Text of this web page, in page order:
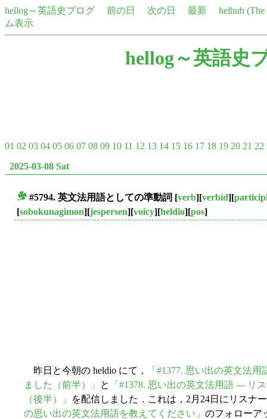
hellog～英語史ブログ 前の日 次の日 最新
helhub
ム表示
hellog～英語史
01 02 03 04 05 06 07 08 09 10 11 12 13 14 15 16 17 18 19 20 21 22
2025-03-08 Sat
#5794. 英文法用語としての準動詞 [verb][verbid][
[sobokunagimon][jespersen][voicy][heldio][pos]
昨日と今朝の heldio にて，
「#1377. 思い出の英文法
ました（前半）」
と
「#1378. 思い出の英文法用語 ---
（後半）」
を配信しました．これは，2月24日にリスナ
の思い出の英文法用語を教えてください」 のフォローア